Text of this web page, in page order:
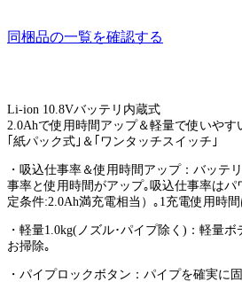
同梱品の一覧を確認する
Li-ion 10.8Vバッテリ内蔵式
2.0Ahで使用時間アップ＆軽量で使いやす
｢紙パック式｣＆｢ワンタッチスイッチ｣
・吸込仕事率＆使用時間アップ：バッテ
事率と使用時間がアップ｡吸込仕事率は
定条件:2.0Ah満充電相当）｡1充電使用時
・軽量1.0kg(ノズル･パイプ除く)：軽量
お掃除｡
・パイプロックボタン：パイプを確実に